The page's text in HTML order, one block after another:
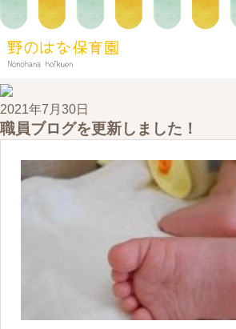
2021年7月30日
職員ブログを更新しました！